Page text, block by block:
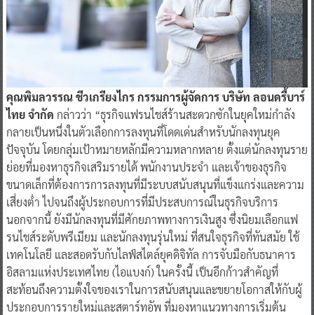
คุณพิมลวรรณ ชีวเกรียงไกร กรรมการผู้จัดการ บริษัท ลอนดรี้บาร์
ไทย จำกัด กล่าวว่า “ธุรกิจแฟรนไชส์ร้านสะดวกซักในยุคใหม่กำลัง
กลายเป็นหนึ่งในตัวเลือกการลงทุนที่โดดเด่นสำหรับนักลงทุนยุค
ปัจจุบัน โดยกลุ่มเป้าหมายหลักมีความหลากหลาย ตั้งแต่นักลงทุนราย
ย่อยที่มองหาธุรกิจเสริมรายได้ พนักงานประจำ และเจ้าของธุรกิจ
ขนาดเล็กที่ต้องการการลงทุนที่มีระบบสนับสนุนที่แข็งแกร่งและความ
เสี่ยงต่ำ ไปจนถึงผู้ประกอบการที่มีประสบการณ์ในธุรกิจบริการ
นอกจากนี้ ยังมีนักลงทุนที่มีศักยภาพทางการเงินสูง ซึ่งนิยมเลือกแฟ
รนไชส์ระดับพรีเมียม และนักลงทุนรุ่นใหม่ ที่สนใจธุรกิจที่ทันสมัย ใช้
เทคโนโลยี และสอดรับกับไลฟ์สไตล์ยุคดิจิทัล การจับมือกับธนาคาร
อิสลามแห่งประเทศไทย (ไอแบงก์) ในครั้งนี้ เป็นอีกก้าวสำคัญที่
สะท้อนถึงความตั้งใจของเราในการสนับสนุนและขยายโอกาสให้กับผู้
ประกอบการรายใหม่และสตาร์ทอัพ ที่มองหาแนวทางการเริ่มต้น